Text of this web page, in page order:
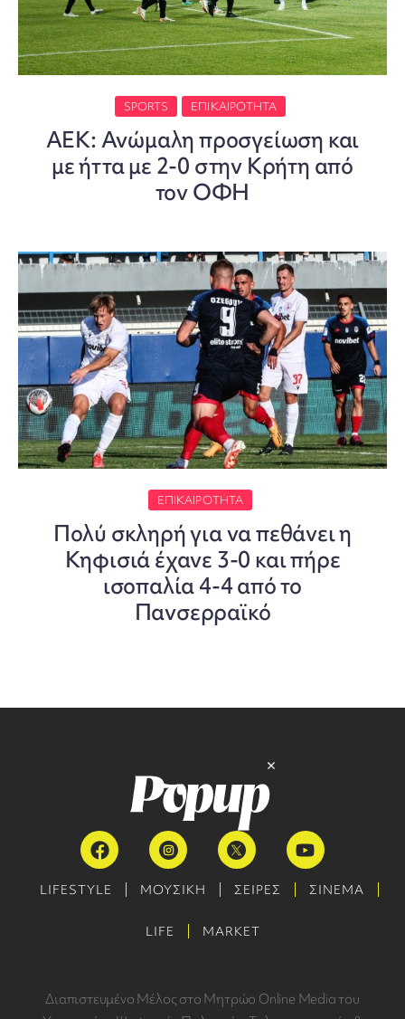
SPORTS ΕΠΙΚΑΙΡΌΤΗΤΑ
ΑΕΚ: Ανώμαλη προσγείωση και
με ήττα με 2-0 στην Κρήτη από
τον ΟΦΗ
ΕΠΙΚΑΙΡΌΤΗΤΑ
Πολύ σκληρή για να πεθάνει η
Κηφισιά έχανε 3-0 και πήρε
ισοπαλία 4-4 από το
Πανσερραϊκό
LIFESTYLE ΜΟΥΣΙΚΗ ΣΕΙΡΕΣ ΣΙΝΕΜΑ
LIFE MARKET
Διαπιστευμένο Μέλος στο Μητρώο Online Media του